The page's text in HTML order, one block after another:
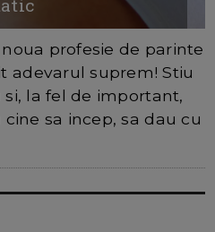
profesie de parinte
adevarul suprem! Stiu
la fel de important,
sa incep, sa dau cu